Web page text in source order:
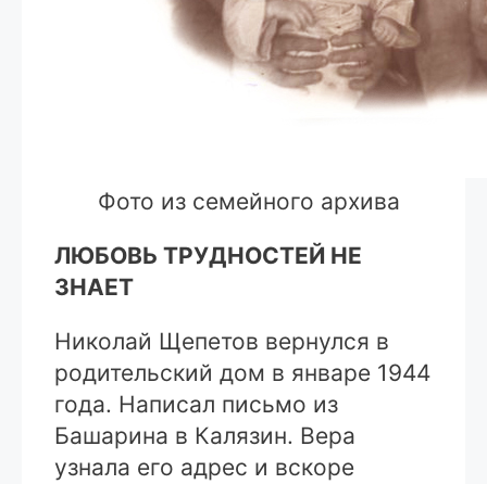
Фото из семейного архива
ЛЮБОВЬ ТРУДНОСТЕЙ НЕ
ЗНАЕТ
Николай Щепетов вернулся в
родительский дом в январе 1944
года. Написал письмо из
Башарина в Калязин. Вера
узнала его адрес и вскоре